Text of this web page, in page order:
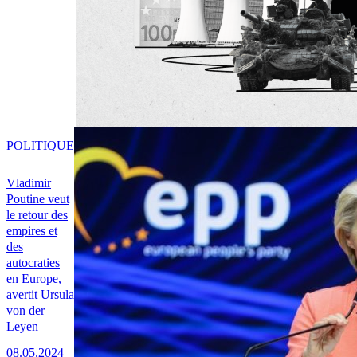
Vladimir
Poutine veut
le retour des
empires et
des
autocraties
en Europe,
avertit Ursula
von der
Leyen
08.05.2024
POLITIQUE